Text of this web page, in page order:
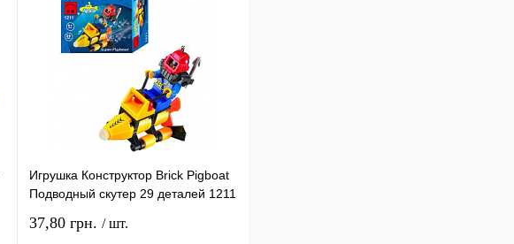
наличии
Игрушка Конструктор Brick Pigboat
Подводный скутер 29 деталей 1211
37,80 грн. / шт.